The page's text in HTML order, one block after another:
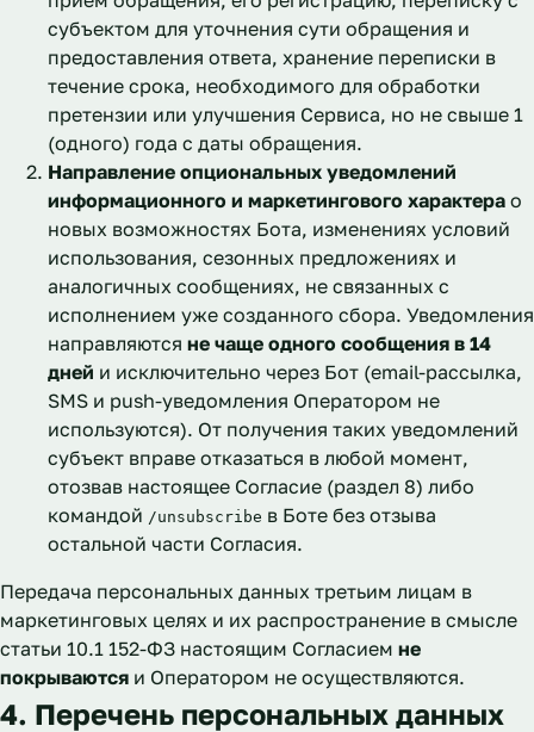
субъектом для уточнения сути обращения и
предоставления ответа, хранение переписки в
течение срока, необходимого для обработки
претензии или улучшения Сервиса, но не свыше 1
(одного) года с даты обращения.
Направление опциональных уведомлений
информационного и маркетингового характера о
новых возможностях Бота, изменениях условий
использования, сезонных предложениях и
аналогичных сообщениях, не связанных с
исполнением уже созданного сбора. Уведомления
направляются не чаще одного сообщения в 14
дней и исключительно через Бот (email-рассылка,
SMS и push-уведомления Оператором не
используются). От получения таких уведомлений
субъект вправе отказаться в любой момент,
отозвав настоящее Согласие (раздел 8) либо
командой /unsubscribe в Боте без отзыва
остальной части Согласия.
Передача персональных данных третьим лицам в
маркетинговых целях и их распространение в смысле
статьи 10.1 152-ФЗ настоящим Согласием не
покрываются и Оператором не осуществляются.
4. Перечень персональных данных